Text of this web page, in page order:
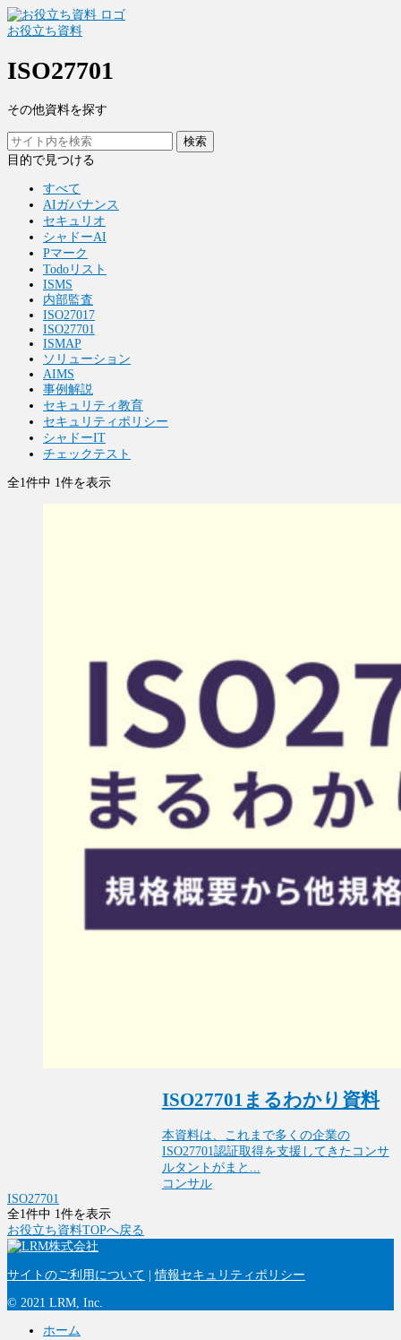
お役立ち資料
ISO27701
その他資料を探す
検索
目的で見つける
すべて
AIガバナンス
セキュリオ
シャドーAI
Pマーク
Todoリスト
ISMS
内部監査
ISO27017
ISO27701
ISMAP
ソリューション
AIMS
事例解説
セキュリティ教育
セキュリティポリシー
シャドーIT
チェックテスト
全1件中 1件を表示
ISO27701まるわかり資料
本資料は、これまで多くの企業の
ISO27701認証取得を支援してきたコンサ
ルタントがまと...
コンサル
ISO27701
全1件中 1件を表示
お役立ち資料TOPへ戻る
サイトのご利用について |情報セキュリティポリシー
© 2021 LRM, Inc.
ホーム